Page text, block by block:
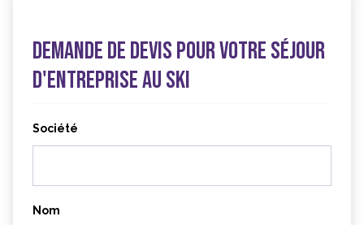
Demande de devis pour votre séjour
d'entreprise au ski
Société
Nom